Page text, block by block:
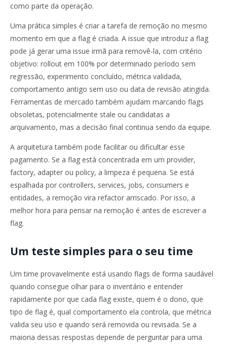
como parte da operação.
Uma prática simples é criar a tarefa de remoção no mesmo
momento em que a flag é criada. A issue que introduz a flag
pode já gerar uma issue irmã para removê-la, com critério
objetivo: rollout em 100% por determinado período sem
regressão, experimento concluído, métrica validada,
comportamento antigo sem uso ou data de revisão atingida.
Ferramentas de mercado também ajudam marcando flags
obsoletas, potencialmente stale ou candidatas a
arquivamento, mas a decisão final continua sendo da equipe.
A arquitetura também pode facilitar ou dificultar esse
pagamento. Se a flag está concentrada em um provider,
factory, adapter ou policy, a limpeza é pequena. Se está
espalhada por controllers, services, jobs, consumers e
entidades, a remoção vira refactor arriscado. Por isso, a
melhor hora para pensar na remoção é antes de escrever a
flag.
Um teste simples para o seu time
Um time provavelmente está usando flags de forma saudável
quando consegue olhar para o inventário e entender
rapidamente por que cada flag existe, quem é o dono, que
tipo de flag é, qual comportamento ela controla, que métrica
valida seu uso e quando será removida ou revisada. Se a
maioria dessas respostas depende de perguntar para uma